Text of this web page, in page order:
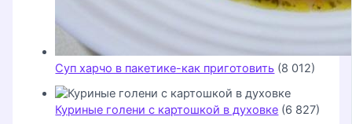
Суп харчо в пакетике-как приготовить (8 012)
Куриные голени с картошкой в духовке (6 827)